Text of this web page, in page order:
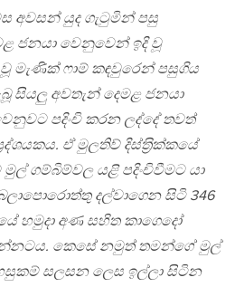
අවසන් යුද ගැටුමින් පසු
ජනයා වෙනුවෙන් ඉදි වූ
මැණික් ෆාම් කඳවුරෙන් පසුගිය
සියලු අවතැන් දෙමළ ජනයා
පදිංචි කරන ලද්දේ තවත්
ඒ මුලතිව් දිස්ත‍්‍රික්කයේ
ගම්බිම්වල යළි පදිංචිවීමට යා
දල්වාගෙන සිටි 346
හමුදා අණ සහිත කාගෙදෝ
කෙසේ නමුත් තමන්ගේ මුල්
සලසන ලෙස ඉල්ලා සිටින